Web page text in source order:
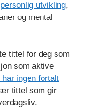
personlig utvikling,
og mental
tittel for deg som
som aktive
har ingen fortalt
tittel som gir